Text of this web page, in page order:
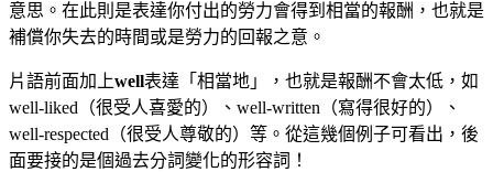
意思。在此則是表達你付出的勞力會得到相當的報酬，也就是
補償你失去的時間或是勞力的回報之意。
片語前面加上well表達「相當地」，也就是報酬不會太低，如
well-liked（很受人喜愛的）、well-written（寫得很好的）、
well-respected（很受人尊敬的）等。從這幾個例子可看出，後
面要接的是個過去分詞變化的形容詞！